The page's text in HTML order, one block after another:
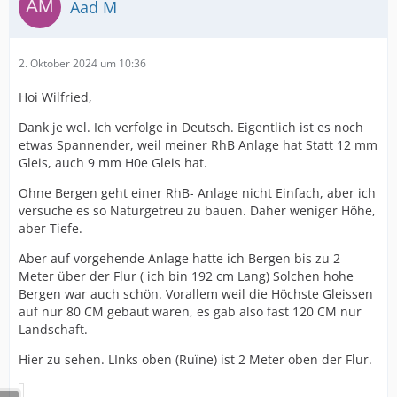
Aad M
2. Oktober 2024 um 10:36
Hoi Wilfried,
Dank je wel. Ich verfolge in Deutsch. Eigentlich ist es noch
etwas Spannender, weil meiner RhB Anlage hat Statt 12 mm
Gleis, auch 9 mm H0e Gleis hat.
Ohne Bergen geht einer RhB- Anlage nicht Einfach, aber ich
versuche es so Naturgetreu zu bauen. Daher weniger Höhe,
aber Tiefe.
Aber auf vorgehende Anlage hatte ich Bergen bis zu 2
Meter über der Flur ( ich bin 192 cm Lang) Solchen hohe
Bergen war auch schön. Vorallem weil die Höchste Gleissen
auf nur 80 CM gebaut waren, es gab also fast 120 CM nur
Landschaft.
Hier zu sehen. LInks oben (Ruïne) ist 2 Meter oben der Flur.